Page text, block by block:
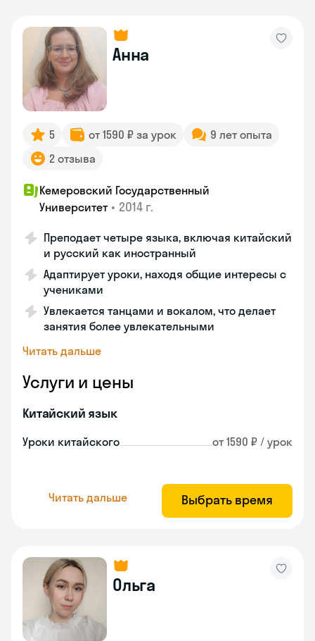
Анна
5 от 1590 ₽ за урок
9 лет опыта
2 отзыва
Кемеровский Государственный
Университет • 2014 г.
Преподает четыре языка, включая китайский
и русский как иностранный
Адаптирует уроки, находя общие интересы с
учениками
Увлекается танцами и вокалом, что делает
занятия более увлекательными
Читать дальше
Услуги и цены
Китайский язык
Уроки китайского от 1590 ₽ / урок
Читать дальше Выбрать время
Ольга